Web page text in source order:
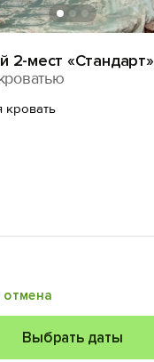
2-мест «Стандарт»
кровать
отмена
Выбрать даты